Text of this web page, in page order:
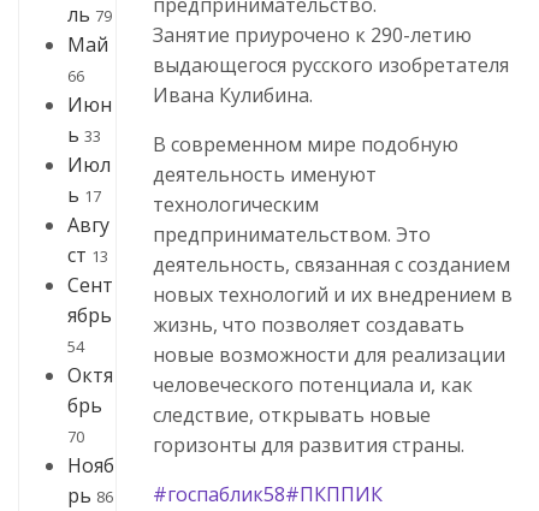
ль 79
Май
66
Июн
ь 33
Июл
ь 17
Авгу
ст 13
Сент
ябрь
54
Октя
брь
70
Нояб
рь 86
Занятие приурочено к 290-летию
выдающегося русского изобретателя
Ивана Кулибина.
В современном мире подобную
деятельность именуют
технологическим
предпринимательством. Это
деятельность, связанная с созданием
новых технологий и их внедрением в
жизнь, что позволяет создавать
новые возможности для реализации
человеческого потенциала и, как
следствие, открывать новые
горизонты для развития страны.
#госпаблик58#ПКППИК